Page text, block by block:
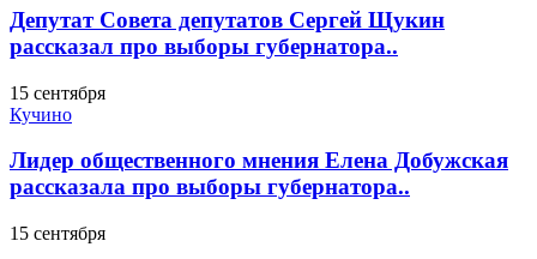
Депутат Совета депутатов Сергей Щукин
рассказал про выборы губернатора..
15 сентября
Кучино
Лидер общественного мнения Елена Добужская
рассказала про выборы губернатора..
15 сентября